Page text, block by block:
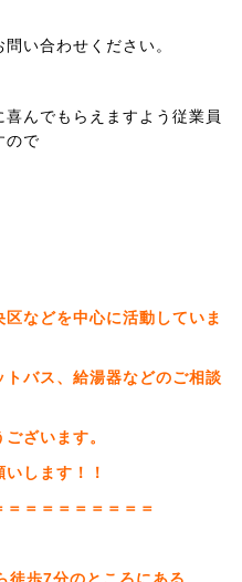
い合わせください。
んでもらえますよう従業員
ので
などを中心に活動していま
トバス、給湯器などのご相談
ざいます。
します！！
＝＝＝＝＝＝＝＝